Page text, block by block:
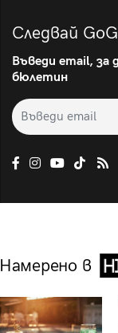
Следвай
Въведи email, за
бюлетин
Намерено в